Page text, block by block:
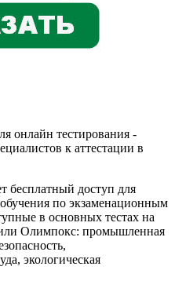
онлайн тестирования -
к аттестации в
бесплатный доступ для
по экзаменационным
в основных тестах на
Олимпокс: промышленная
экологическая